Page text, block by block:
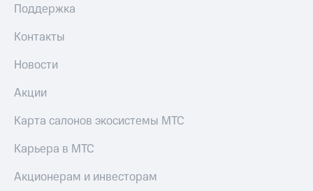
Поддержка
Контакты
Новости
Акции
Карта салонов экосистемы МТС
Карьера в МТС
Акционерам и инвесторам